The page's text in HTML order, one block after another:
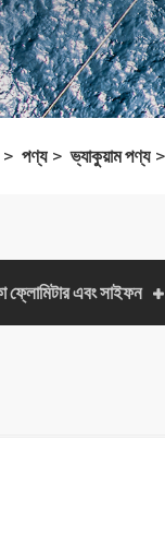
পণ্য ভ্যাকুয়াম পণ্য
ফ্লোমিটার এবং সাইফন